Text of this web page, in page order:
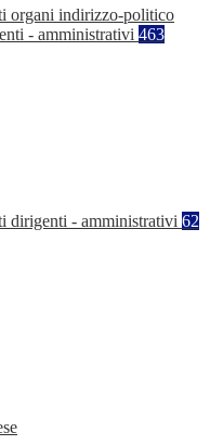
organi indirizzo-politico
- amministrativi 463
dirigenti - amministrativi 62